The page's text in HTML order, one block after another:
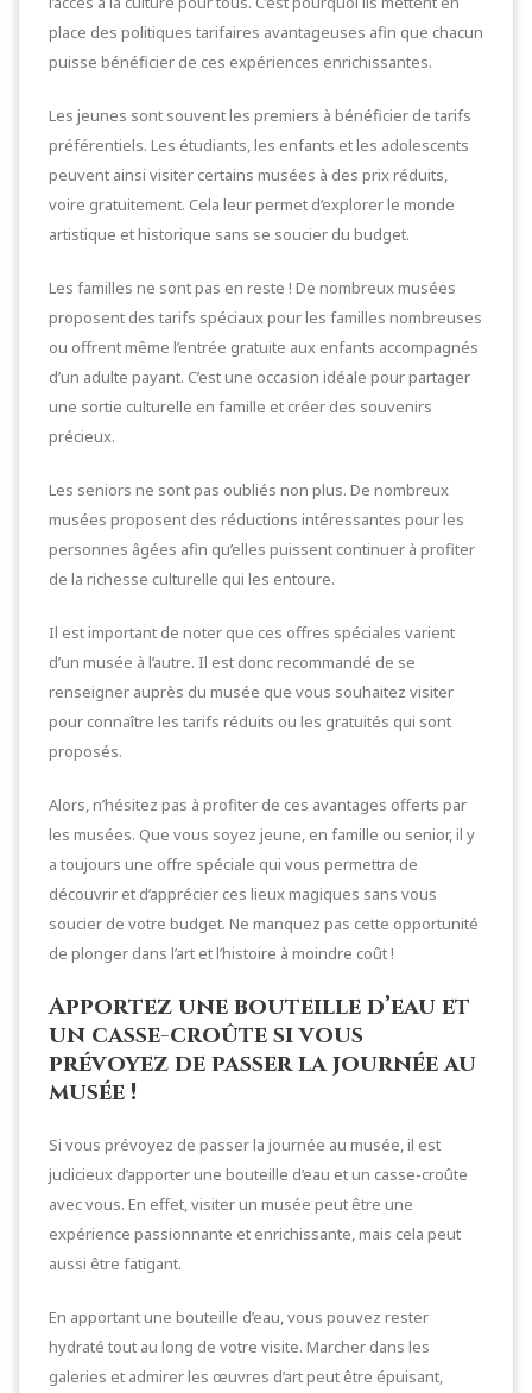
place des politiques tarifaires avantageuses afin que chacun
puisse bénéficier de ces expériences enrichissantes.
Les jeunes sont souvent les premiers à bénéficier de tarifs
préférentiels. Les étudiants, les enfants et les adolescents
peuvent ainsi visiter certains musées à des prix réduits,
voire gratuitement. Cela leur permet d’explorer le monde
artistique et historique sans se soucier du budget.
Les familles ne sont pas en reste ! De nombreux musées
proposent des tarifs spéciaux pour les familles nombreuses
ou offrent même l’entrée gratuite aux enfants accompagnés
d’un adulte payant. C’est une occasion idéale pour partager
une sortie culturelle en famille et créer des souvenirs
précieux.
Les seniors ne sont pas oubliés non plus. De nombreux
musées proposent des réductions intéressantes pour les
personnes âgées afin qu’elles puissent continuer à profiter
de la richesse culturelle qui les entoure.
Il est important de noter que ces offres spéciales varient
d’un musée à l’autre. Il est donc recommandé de se
renseigner auprès du musée que vous souhaitez visiter
pour connaître les tarifs réduits ou les gratuités qui sont
proposés.
Alors, n’hésitez pas à profiter de ces avantages offerts par
les musées. Que vous soyez jeune, en famille ou senior, il y
a toujours une offre spéciale qui vous permettra de
découvrir et d’apprécier ces lieux magiques sans vous
soucier de votre budget. Ne manquez pas cette opportunité
de plonger dans l’art et l’histoire à moindre coût !
Apportez une bouteille d’eau et
un casse-croûte si vous
prévoyez de passer la journée au
musée !
Si vous prévoyez de passer la journée au musée, il est
judicieux d’apporter une bouteille d’eau et un casse-croûte
avec vous. En effet, visiter un musée peut être une
expérience passionnante et enrichissante, mais cela peut
aussi être fatigant.
En apportant une bouteille d’eau, vous pouvez rester
hydraté tout au long de votre visite. Marcher dans les
galeries et admirer les œuvres d’art peut être épuisant,